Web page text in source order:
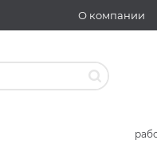
О компании